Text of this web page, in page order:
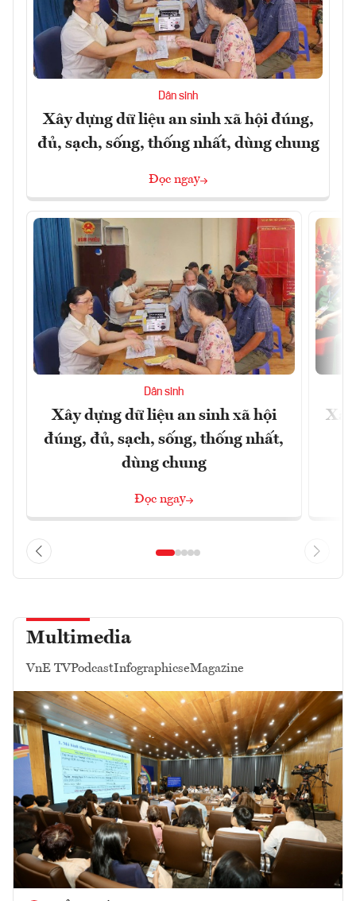
Dân sinh
Xây dựng dữ liệu an sinh xã hội đúng,
đủ, sạch, sống, thống nhất, dùng chung
Đọc ngay
Dân sinh
Xây dựng dữ liệu an sinh xã hội
đúng, đủ, sạch, sống, thống nhất,
dùng chung
Đọc ngay
Multimedia
VnE TVPodcastInfographicseMagazine